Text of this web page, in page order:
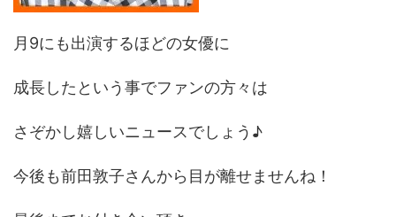
月9にも出演するほどの女優に
成長したという事でファンの方々は
さぞかし嬉しいニュースでしょう♪
今後も前田敦子さんから目が離せませんね！